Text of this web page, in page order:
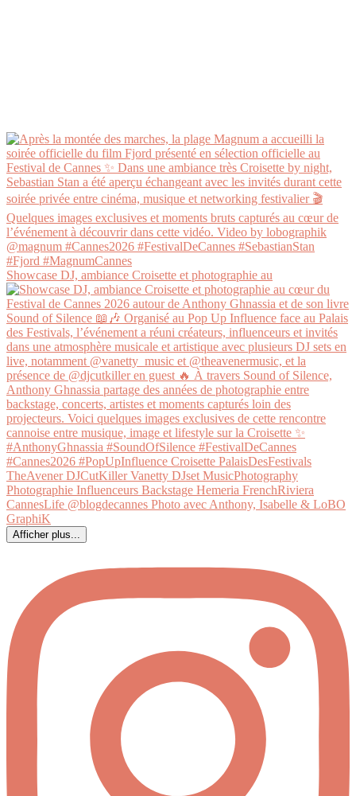
Showcase DJ, ambiance Croisette et photographie au
Afficher plus...